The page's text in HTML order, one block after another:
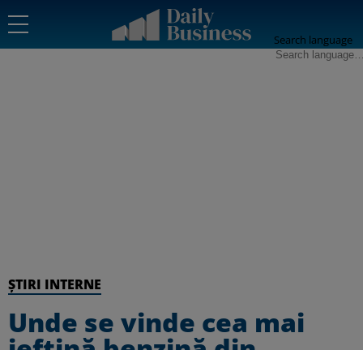
Search language
ȘTIRI INTERNE
Unde se vinde cea mai